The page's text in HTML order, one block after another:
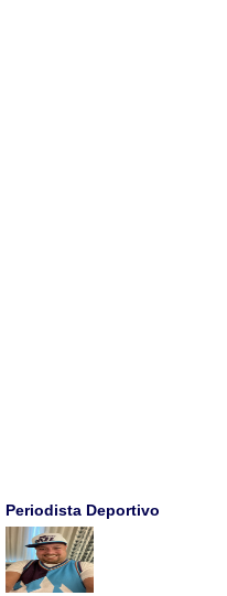
Periodista Deportivo